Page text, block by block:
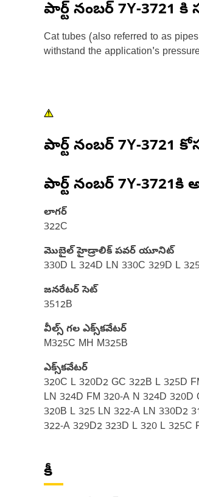
పార్ట్ నంబర్ 7Y-3721 కి
Cat tubes (also referred to as
withstand the application's
పార్ట్ నంబర్ 7Y-3721
పార్ట్ నంబర్ 7Y-3721కి
లాగర్
322C
మొబైల్ హైడ్రాలిక్ పవర్ యూనిట్
330D L 324D LN 330C 329D L
జనరేటర్ సెట్
3512B
వీల్స్ గల ఎక్స్‌కవేటర్
M325C MH M325B
ఎక్స్‌కవేటర్
320C L 320D2 GC 322B L 325D
LN 324D FM 320-A N 324D
320B L 325 LN 322-A LN 330D2
322-A 329D2 323D L 320 L 325C
కీ